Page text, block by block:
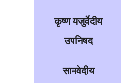
कृष्ण यजुर्वेदीय
उपनिषद
सामवेदीय